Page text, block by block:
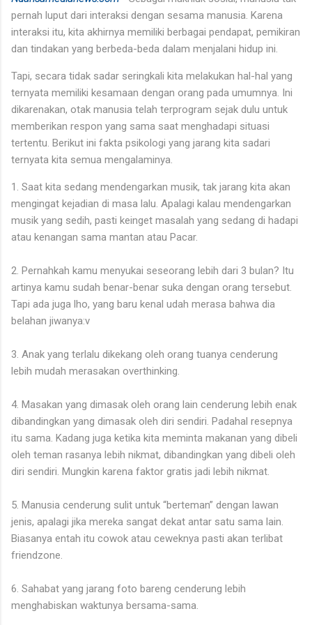
pernah luput dari interaksi dengan sesama manusia. Karena
interaksi itu, kita akhirnya memiliki berbagai pendapat, pemikiran
dan tindakan yang berbeda-beda dalam menjalani hidup ini.
Tapi, secara tidak sadar seringkali kita melakukan hal-hal yang
ternyata memiliki kesamaan dengan orang pada umumnya. Ini
dikarenakan, otak manusia telah terprogram sejak dulu untuk
memberikan respon yang sama saat menghadapi situasi
tertentu. Berikut ini fakta psikologi yang jarang kita sadari
ternyata kita semua mengalaminya.
1. Saat kita sedang mendengarkan musik, tak jarang kita akan
mengingat kejadian di masa lalu. Apalagi kalau mendengarkan
musik yang sedih, pasti keinget masalah yang sedang di hadapi
atau kenangan sama mantan atau Pacar.
2. Pernahkah kamu menyukai seseorang lebih dari 3 bulan? Itu
artinya kamu sudah benar-benar suka dengan orang tersebut.
Tapi ada juga lho, yang baru kenal udah merasa bahwa dia
belahan jiwanya:v
3. Anak yang terlalu dikekang oleh orang tuanya cenderung
lebih mudah merasakan overthinking.
4. Masakan yang dimasak oleh orang lain cenderung lebih enak
dibandingkan yang dimasak oleh diri sendiri. Padahal resepnya
itu sama. Kadang juga ketika kita meminta makanan yang dibeli
oleh teman rasanya lebih nikmat, dibandingkan yang dibeli oleh
diri sendiri. Mungkin karena faktor gratis jadi lebih nikmat.
5. Manusia cenderung sulit untuk “berteman” dengan lawan
jenis, apalagi jika mereka sangat dekat antar satu sama lain.
Biasanya entah itu cowok atau ceweknya pasti akan terlibat
friendzone.
6. Sahabat yang jarang foto bareng cenderung lebih
menghabiskan waktunya bersama-sama.